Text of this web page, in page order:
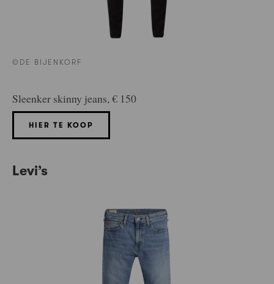
©DE BIJENKORF
Sleenker skinny jeans, € 150
HIER TE KOOP
Levi’s